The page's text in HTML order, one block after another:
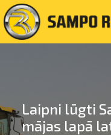
Laipni lūgti
mājas lapā